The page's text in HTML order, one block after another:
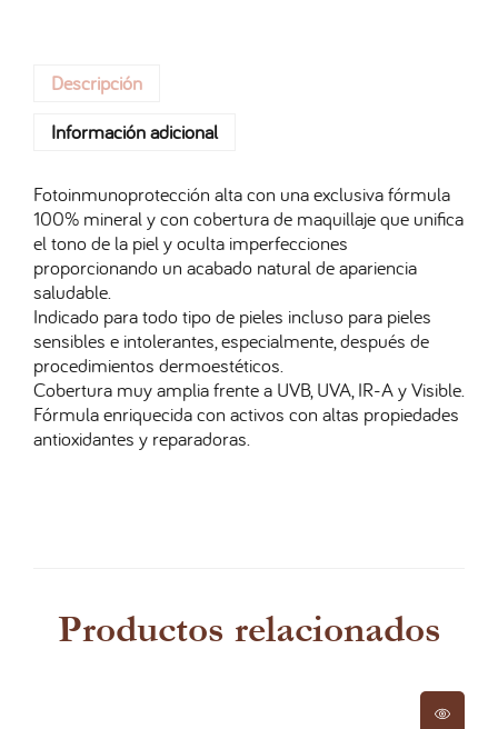
Descripción
Información adicional
Fotoinmunoprotección alta con una exclusiva fórmula
100% mineral y con cobertura de maquillaje que unifica
el tono de la piel y oculta imperfecciones
proporcionando un acabado natural de apariencia
saludable.
Indicado para todo tipo de pieles incluso para pieles
sensibles e intolerantes, especialmente, después de
procedimientos dermoestéticos.
Cobertura muy amplia frente a UVB, UVA, IR-A y Visible.
Fórmula enriquecida con activos con altas propiedades
antioxidantes y reparadoras.
Productos relacionados